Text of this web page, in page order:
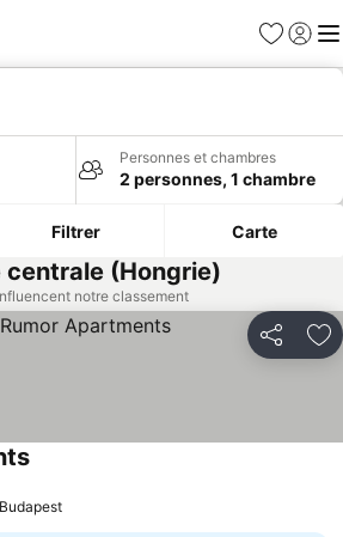
Favoris
Se
Personnes et chambres
2 personnes, 1 chambre
Filtrer Carte
centrale (Hongrie)
notre classement
Partager
Consulter les prix
Budapest